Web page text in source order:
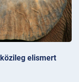
elismert